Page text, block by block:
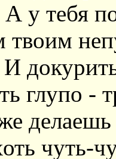
у тебя
твоим
И
глупо -
чуть-